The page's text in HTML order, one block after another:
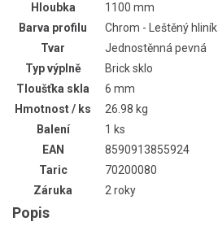
Hloubka
1100 mm
Barva profilu
Chrom - Leštěný hliník
Tvar
Jednostěnná pevná
Typ výplně
Brick sklo
Tloušťka skla
6 mm
Hmotnost / ks
26.98 kg
Balení
1 ks
EAN
8590913855924
Taric
70200080
Záruka
2 roky
Popis